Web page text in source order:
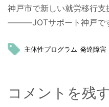
神戸市で新しい就労移行支
―――JOTサポート神戸
主体性プログラム 発達障害
コメントを残す